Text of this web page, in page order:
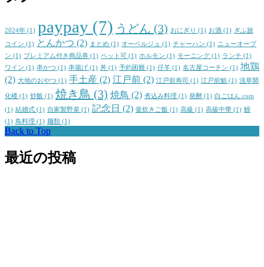
2024年 (1) paypay (7) うどん (3) おにぎり (1) お酒 (1) ぎふ旅
コイン (1) とんかつ (2) まとめ (1) オーベルジュ (1) チャーハン (1) ニューオープ
ン (1) プレミアム付き商品券 (1) ペット可 (1) ホルモン (1) モーニング (1) ランチ (1)
ワイン (1) 串かつ (1) 串揚げ (1) 丼 (1) 予約困難 (1) 仔羊 (1) 名古屋コーチン (1) 地鶏
(2) 大地のおやつ (1) 手土産 (2) 江戸前 (2) 江戸前寿司 (1) 江戸前鮨 (1) 浅草開
化楼 (1) 炒飯 (1) 焼き鳥 (3) 焼鳥 (2) 煮込み料理 (1) 発酵 (1) 白ごはん.com
(1) 結婚式 (1) 自家製野菜 (1) 記念日 (2) 釜炊きご飯 (1) 高級 (1) 高級中華 (1) 鰻
(1) 鳥料理 (1) 麺類 (1)
Back to Top
最近の投稿